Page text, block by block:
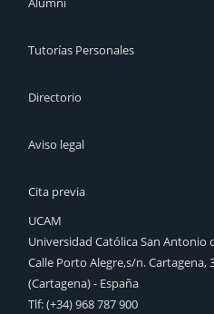
Tutorías Personales
Directorio
Aviso legal
Cita previa
UCAM
Universidad Católica San Antonio
Calle Porto Alegre,s/n. Cartagena,
(Cartagena) - España
Tlf: (+34) 968 787 900